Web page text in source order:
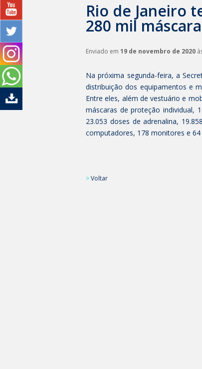
Rio de Janeiro
280 mil
Enviado em 19 de novembro de 2020
Na próxima segunda-feira, a
distribuição dos equipamentos e
Entre eles, além de vestuário e
máscaras de proteção individual,
23.053 doses de adrenalina,
computadores, 178 monitores e 64
>Voltar